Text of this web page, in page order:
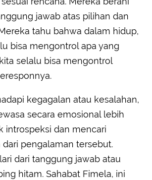
jawab atas pilihan dan
tahu bahwa dalam hidup,
bisa mengontrol apa yang
selalu bisa mengontrol
kegagalan atau kesalahan,
secara emosional lebih
introspeksi dan mencari
pengalaman tersebut.
dari tanggung jawab atau
hitam. Sahabat Fimela, ini